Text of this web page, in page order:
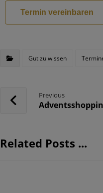
Termin vereinbaren
Gut zu wissen
Previous
Related Posts ...